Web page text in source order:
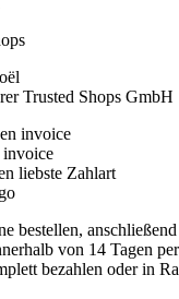
Trusted Shops GmbH
liebste Zahlart
bestellen,
von 14 Tagen
bezahlen oder in